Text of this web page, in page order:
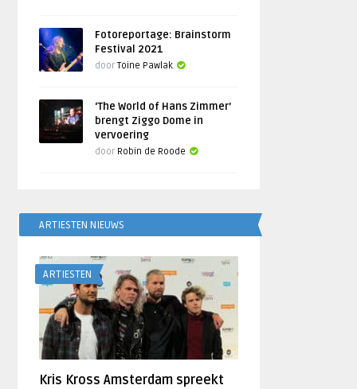
Fotoreportage: Brainstorm
Festival 2021
doorToine Pawlak
‘The World of Hans Zimmer’
brengt Ziggo Dome in
vervoering
door Robin de Roode
ARTIESTEN NIEUWS
ARTIESTEN
Kris Kross Amsterdam spreekt